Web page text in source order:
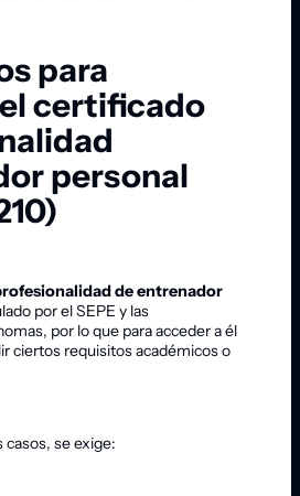
para
certificado
personal
de entrenador
por el SEPE y las
por lo que para acceder a él
ciertos requisitos académicos o
casos, se exige: